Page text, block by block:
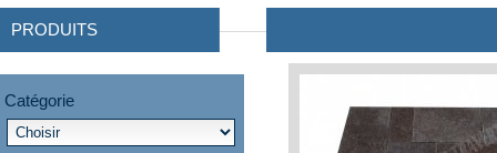
PRODUITS
Catégorie